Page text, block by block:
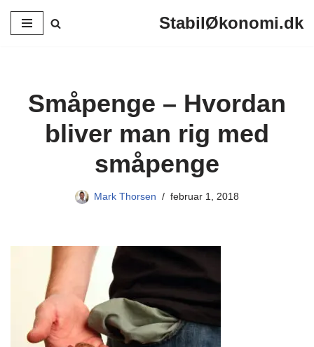
Spring
StabilØkonomi.dk
Småpenge – Hvordan
bliver man rig med
småpenge
Mark Thorsen februar 1, 2018